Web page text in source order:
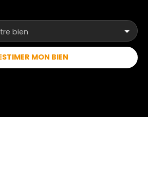
du lundi au samedi, de
interruption. JOS
bien
MON BIEN